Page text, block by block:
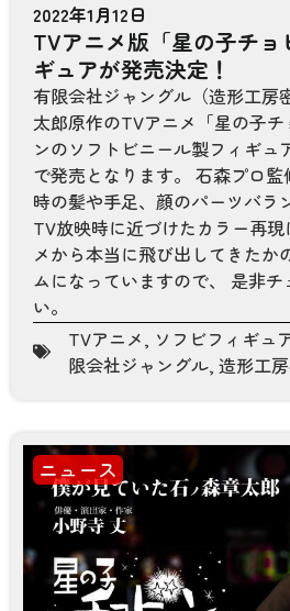
2022年1月12日
TVアニメ版「星の子チョ
ギュアが発売決定！
有限会社ジャングル（造形工房
太郎原作のTVアニメ「星の子
ンのソフトビニール製フィギュ
で発売となります。 石森プロ
時の髪や手足、顔のパーツバラ
TV放映時に近づけたカラー再
メから本当に飛び出してきたか
ムになっていますので、 是非
い。
TVアニメ, ソフビフィギュ
限会社ジャングル, 造形工
ニュース